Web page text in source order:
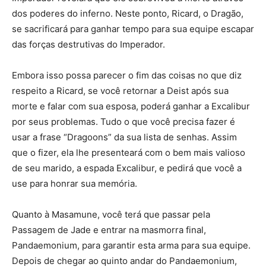
dos poderes do inferno. Neste ponto, Ricard, o Dragão,
se sacrificará para ganhar tempo para sua equipe escapar
das forças destrutivas do Imperador.
Embora isso possa parecer o fim das coisas no que diz
respeito a Ricard, se você retornar a Deist após sua
morte e falar com sua esposa, poderá ganhar a Excalibur
por seus problemas. Tudo o que você precisa fazer é
usar a frase “Dragoons” da sua lista de senhas. Assim
que o fizer, ela lhe presenteará com o bem mais valioso
de seu marido, a espada Excalibur, e pedirá que você a
use para honrar sua memória.
Quanto à Masamune, você terá que passar pela
Passagem de Jade e entrar na masmorra final,
Pandaemonium, para garantir esta arma para sua equipe.
Depois de chegar ao quinto andar do Pandaemonium,